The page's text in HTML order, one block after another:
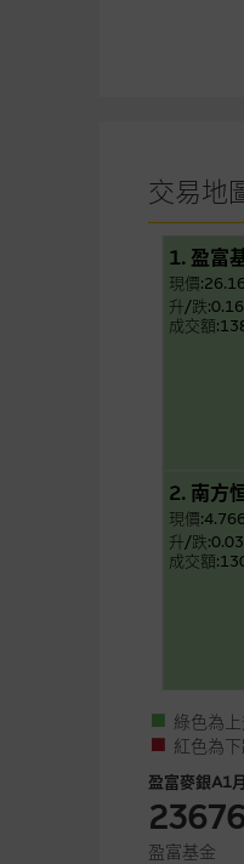
交易地
1. 盈富
現價:26.16
升/跌
成交額
2. 南方
現價:4.766
升/跌
成交額
綠色為
紅色為
盈富麥銀A1
23676
盈富基金